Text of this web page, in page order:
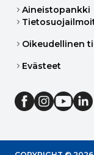
Aineistopankki
Oikeudellinen
Evästeet